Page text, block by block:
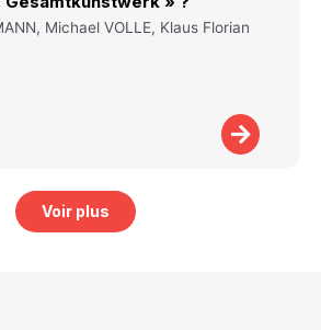
Michael VOLLE, Klaus Florian
Voir plus